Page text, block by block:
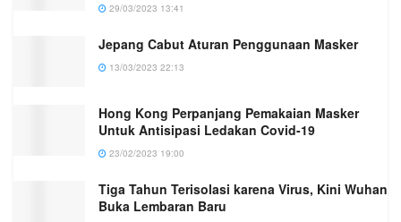
29/03/2023 13:41
Jepang Cabut Aturan Penggunaan Masker
13/03/2023 22:13
Hong Kong Perpanjang Pemakaian Masker
Untuk Antisipasi Ledakan Covid-19
23/02/2023 19:00
Tiga Tahun Terisolasi karena Virus, Kini Wuhan
Buka Lembaran Baru